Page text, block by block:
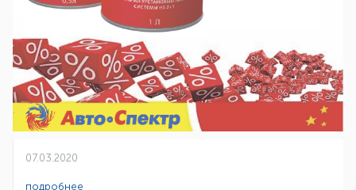
07.03.2020
подробнее